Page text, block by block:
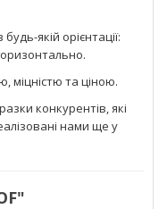
якій орієнтації:
міцністю та ціною.
конкурентів, які
нами ще у